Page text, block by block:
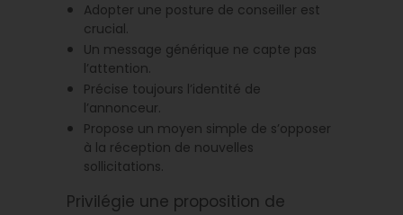
Adopter une posture de conseiller est
crucial.
Un message générique ne capte pas
l’attention.
Précise toujours l’identité de
l’annonceur.
Propose un moyen simple de s’opposer
à la réception de nouvelles
sollicitations.
Privilégie une proposition de